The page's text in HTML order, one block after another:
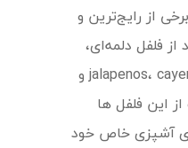
از رایج‌ترین و
فلفل دلمه‌ای،
فلفل موز، jalapenos، cayenne، pimiento و
این فلفل ها
آشپزی خاص خود